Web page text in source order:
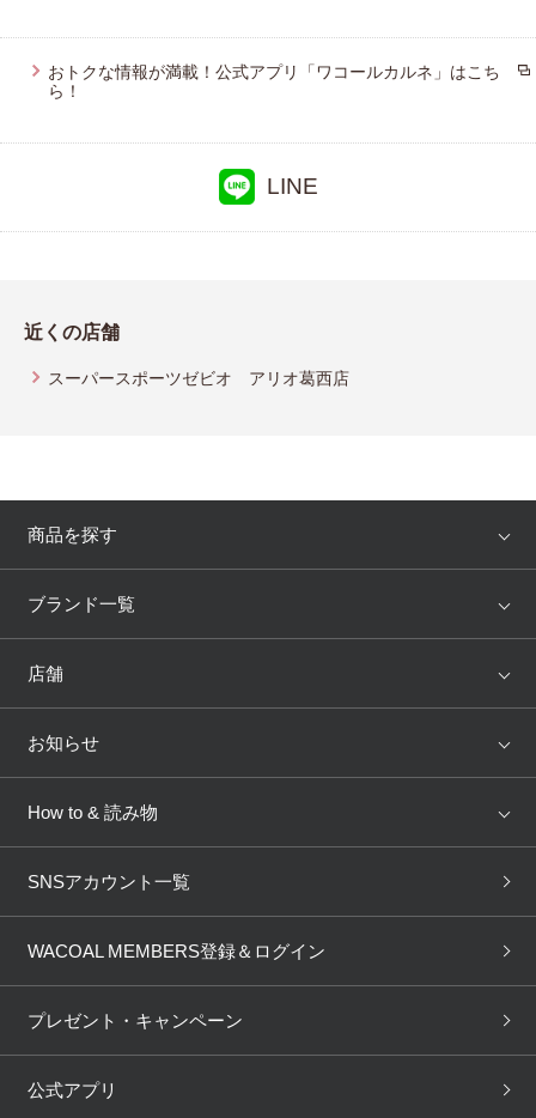
おトクな情報が満載！公式アプリ「ワコールカルネ」はこち
ら！
LINE
近くの店舗
スーパースポーツゼビオ アリオ葛西店
商品を探す
アイテム
トピックス
ブランド一覧
WACOAL
AMPHI une nana cool
OUR WACOAL
WACOAL Remamma Mens Innerwear
Licensed Brands
店舗
店舗を探す
ブラ無料診断
3Dボディスキャン
お知らせ
新着情報
商品回収
ニュース＆トピックス
How to & 読み物
下着の基礎知識
ブラパン ワコールスタイル
大人の工場見学inベトナム 人間科学研究開発センター見
SNSアカウント一覧
WACOAL MEMBERS登録＆ログイン
プレゼント・キャンペーン
公式アプリ